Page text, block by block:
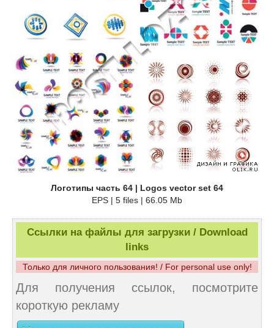
Логотипы часть 64 | Logos vector set 64
EPS | 5 files | 66.05 Mb
Ссылки на файлы для загрузки / Download
links
Только для личного пользования! / For personal use only!
Для получения ссылок, посмотрите
короткую рекламу